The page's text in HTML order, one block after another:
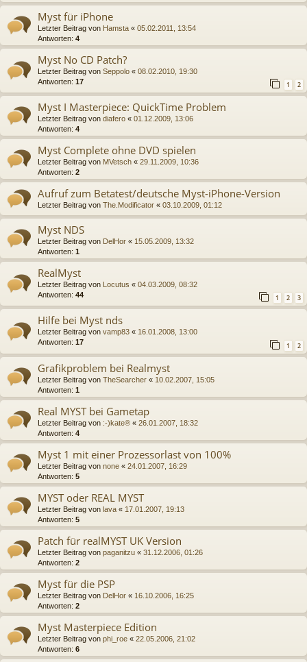
Myst für iPhone
Letzter Beitrag von Hamsta « 05.02.2011, 13:54
Antworten: 4
Myst No CD Patch?
Letzter Beitrag von Seppolo « 08.02.2010, 19:30
Antworten: 17 1 2
Myst I Masterpiece: QuickTime Problem
Letzter Beitrag von diafero « 01.12.2009, 13:06
Antworten: 4
Myst Complete ohne DVD spielen
Letzter Beitrag von MVetsch « 29.11.2009, 10:36
Antworten: 2
Aufruf zum Betatest/deutsche Myst-iPhone-Version
Letzter Beitrag von The.Modificator « 03.10.2009, 01:12
Myst NDS
Letzter Beitrag von DelHor « 15.05.2009, 13:32
Antworten: 1
RealMyst
Letzter Beitrag von Locutus « 04.03.2009, 08:32
Antworten: 44 1 2 3
Hilfe bei Myst nds
Letzter Beitrag von vamp83 « 16.01.2008, 13:00
Antworten: 17 1 2
Grafikproblem bei Realmyst
Letzter Beitrag von TheSearcher « 10.02.2007, 15:05
Antworten: 1
Real MYST bei Gametap
Letzter Beitrag von :-)kate® « 26.01.2007, 18:32
Antworten: 4
Myst 1 mit einer Prozessorlast von 100%
Letzter Beitrag von none « 24.01.2007, 16:29
Antworten: 5
MYST oder REAL MYST
Letzter Beitrag von lava « 17.01.2007, 19:13
Antworten: 5
Patch für realMYST UK Version
Letzter Beitrag von paganitzu « 31.12.2006, 01:26
Antworten: 2
Myst für die PSP
Letzter Beitrag von DelHor « 16.10.2006, 16:25
Antworten: 2
Myst Masterpiece Edition
Letzter Beitrag von phi_roe « 22.05.2006, 21:02
Antworten: 6